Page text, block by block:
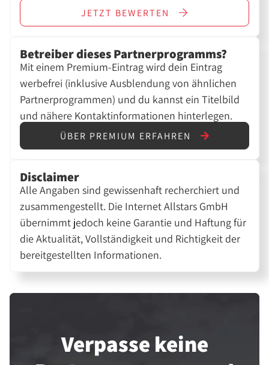
JETZT BEWERTEN
Betreiber dieses Partnerprogramms?
Mit einem Premium-Eintrag wird dein Eintrag
werbefrei (inklusive Ausblendung von ähnlichen
Partnerprogrammen) und du kannst ein Titelbild
und nähere Kontaktinformationen hinterlegen.
ÜBER PREMIUM ERFAHREN
Disclaimer
Alle Angaben sind gewissenhaft recherchiert und
zusammengestellt. Die Internet Allstars GmbH
übernimmt jedoch keine Garantie und Haftung für
die Aktualität, Vollständigkeit und Richtigkeit der
bereitgestellten Informationen.
Verpasse keine